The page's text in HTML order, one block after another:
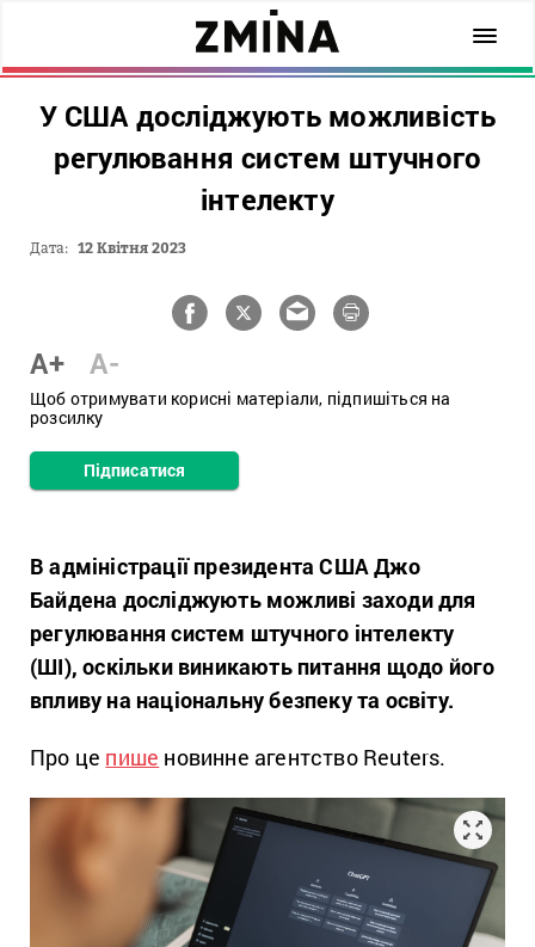
У США досліджують можливість
регулювання систем штучного
інтелекту
Дата: 12 Квітня 2023
A+ A-
Щоб отримувати корисні матеріали, підпишіться на
розсилку
Підписатися
В адміністрації президента США Джо
Байдена досліджують можливі заходи для
регулювання систем штучного інтелекту
(ШІ), оскільки виникають питання щодо його
впливу на національну безпеку та освіту.
Про це пише новинне агентство Reuters.